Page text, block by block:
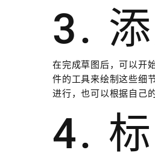
3.
在完成草图后，可以开
件的工具来绘制这些细
进行，也可以根据自己
4.